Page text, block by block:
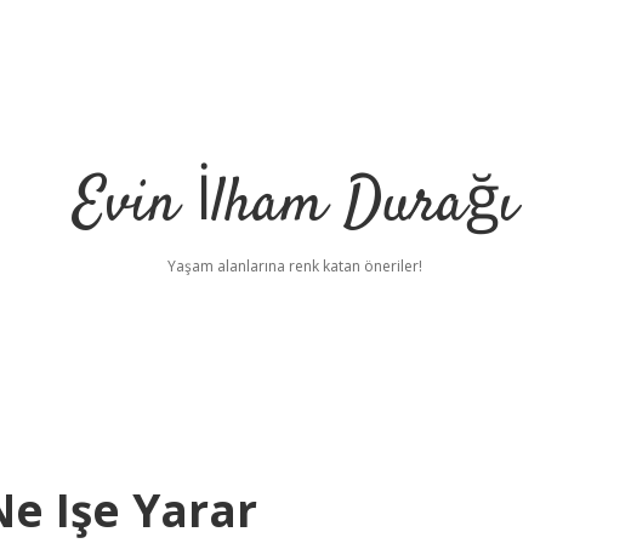
Evin İlham Durağı
Yaşam alanlarına renk katan öneriler!
Işe Yarar